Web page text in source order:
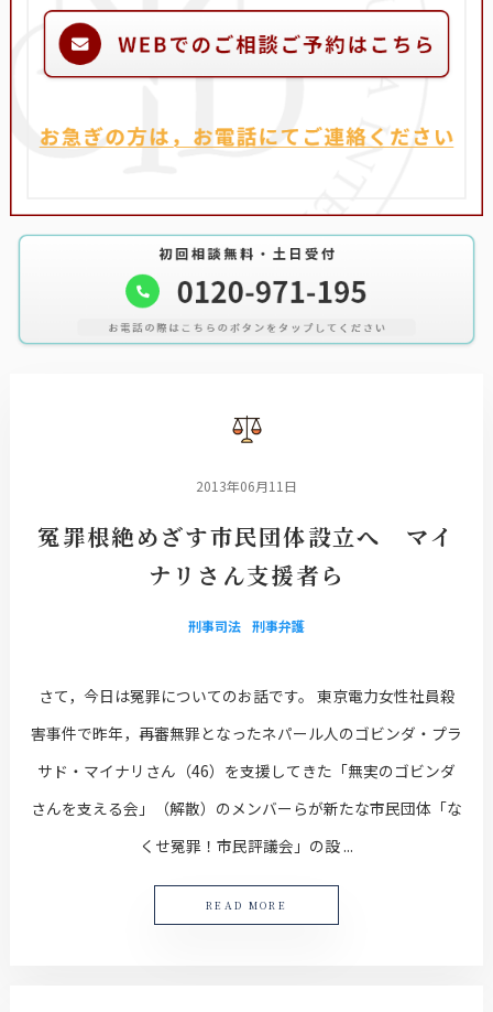
2013年06月11日
冤罪根絶めざす市民団体設立へ マイ
ナリさん支援者ら
刑事司法 刑事弁護
さて，今日は冤罪についてのお話です。 東京電力女性社員殺
害事件で昨年，再審無罪となったネパール人のゴビンダ・プラ
サド・マイナリさん（46）を支援してきた「無実のゴビンダ
さんを支える会」（解散）のメンバーらが新たな市民団体「な
くせ冤罪！市民評議会」の設 ...
READ MORE